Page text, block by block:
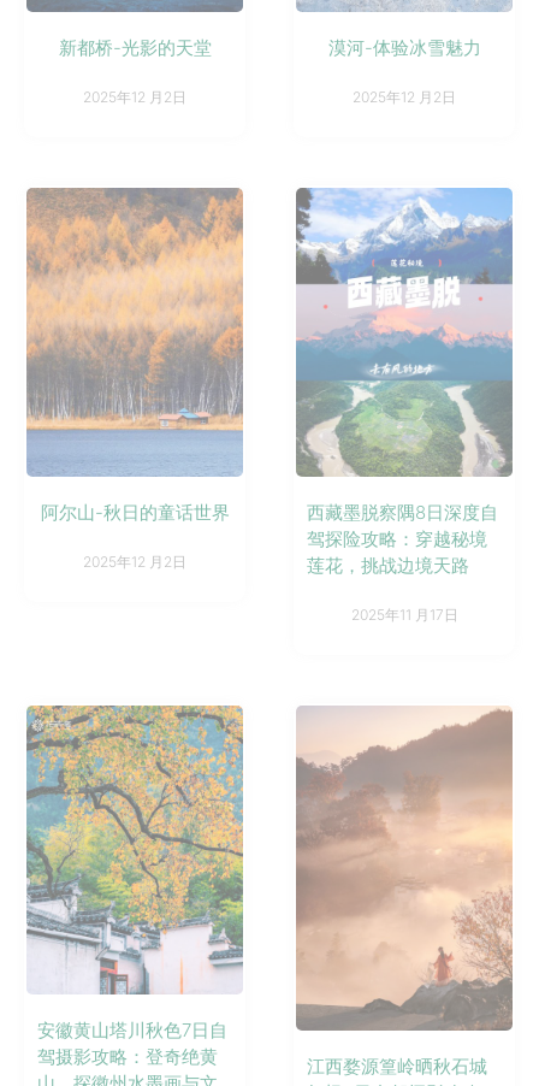
新都桥-光影的天堂
2025年12 月2日
漠河-体验冰雪魅力
2025年12 月2日
阿尔山-秋日的童话世界
2025年12 月2日
西藏墨脱察隅8日深度自
驾探险攻略：穿越秘境
莲花，挑战边境天路
2025年11 月17日
安徽黄山塔川秋色7日自
驾摄影攻略：登奇绝黄
江西婺源篁岭晒秋石城